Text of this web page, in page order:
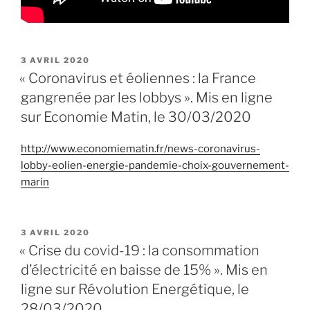
PUBLIÉ
LE
3 AVRIL 2020
« Coronavirus et éoliennes : la France
gangrenée par les lobbys ». Mis en ligne
sur Economie Matin, le 30/03/2020
http://www.economiematin.fr/news-coronavirus-
lobby-eolien-energie-pandemie-choix-gouvernement-
marin
PUBLIÉ
LE
3 AVRIL 2020
« Crise du covid-19 : la consommation
d’électricité en baisse de 15% ». Mis en
ligne sur Révolution Energétique, le